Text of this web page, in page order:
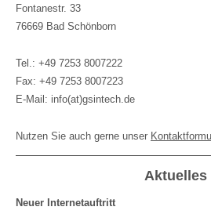
Fontanestr. 33
76669 Bad Schönborn
Tel.: +49 7253 8007222
Fax: +49 7253 8007223
E-Mail: info(at)gsintech.de
Nutzen Sie auch gerne unser
Aktuelles
Neuer Internetauftritt